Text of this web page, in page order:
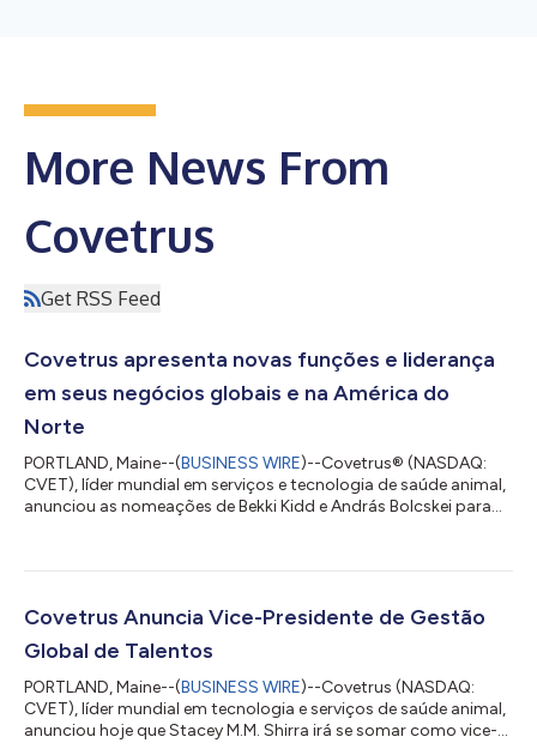
More News From
Covetrus
Get RSS Feed
Covetrus apresenta novas funções e liderança
em seus negócios globais e na América do
Norte
PORTLAND, Maine--(BUSINESS WIRE)--Covetrus® (NASDAQ:
CVET), líder mundial em serviços e tecnologia de saúde animal,
anunciou as nomeações de Bekki Kidd e András Bolcskei para
respectivamente. Ambas as funções são novas para a empresa
impulsionar a sincronização e otimização do negócio. Como
Covetrus Anuncia Vice-Presidente de Gestão
Global de Talentos
PORTLAND, Maine--(BUSINESS WIRE)--Covetrus (NASDAQ:
CVET), líder mundial em tecnologia e serviços de saúde animal,
anunciou hoje que Stacey M.M. Shirra irá se somar como vice-